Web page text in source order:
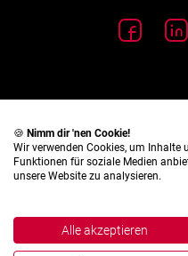
🍪 Nimm dir 'nen Cookie!
Wir verwenden Cookies, um Inhalte
Funktionen für soziale Medien
unsere Website zu analysieren.
Alle akzeptieren